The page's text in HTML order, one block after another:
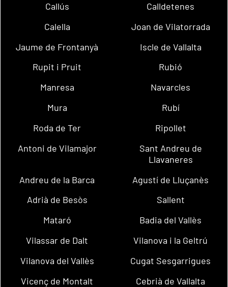
Callús
Calldetenes
Calella
Joan de Vilatorrada
Jaume de Frontanyà
Iscle de Vallalta
Rupit i Pruit
Rubió
Manresa
Navarcles
Mura
Rubí
Roda de Ter
Ripollet
Antoni de Vilamajor
Sant Andreu de
Llavaneres
Andreu de la Barca
Agustí de Lluçanès
Adrià de Besòs
Sallent
Mataró
Badia del Vallès
Vilassar de Dalt
Vilanova i la Geltrú
Vilanova del Vallès
Cugat Sesgarrigues
Vicenç de Montalt
Cebrià de Vallalta